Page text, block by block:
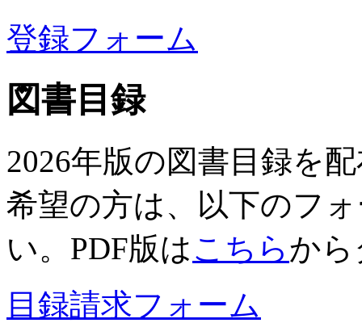
登録フォーム
図書目録
2026年版の図書目録を
希望の方は、以下のフ
い。PDF版はこちらか
目録請求フォーム